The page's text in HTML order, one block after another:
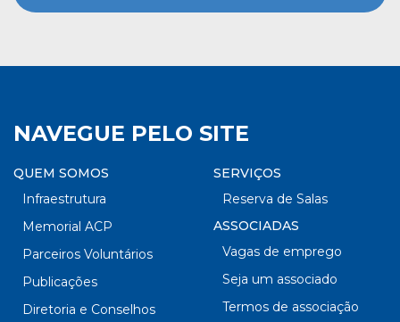
NAVEGUE PELO SITE
QUEM SOMOS
Infraestrutura
Memorial ACP
Parceiros Voluntários
Publicações
Diretoria e Conselhos
SERVIÇOS
Reserva de Salas
ASSOCIADAS
Vagas de emprego
Seja um associado
Termos de associação